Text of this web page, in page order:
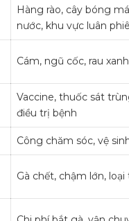
Hàng rào, cây bóng
nước, khu vực luân
Cám, ngũ cốc, rau
Vaccine, thuốc sát
điều trị bệnh
Công chăm sóc, vệ
Gà chết, chậm lớn, loại